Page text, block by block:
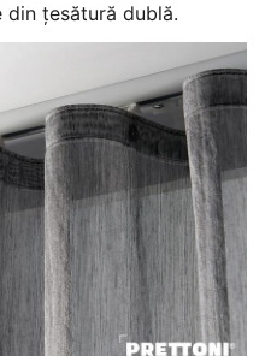
țesătură dublă.